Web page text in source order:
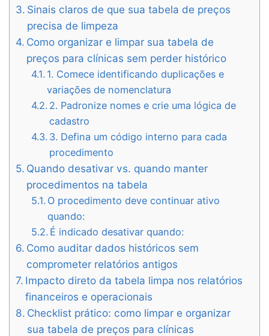
Sinais claros de que sua tabela de preços
precisa de limpeza
Como organizar e limpar sua tabela de
preços para clínicas sem perder histórico
1. Comece identificando duplicações e
variações de nomenclatura
2. Padronize nomes e crie uma lógica de
cadastro
3. Defina um código interno para cada
procedimento
Quando desativar vs. quando manter
procedimentos na tabela
O procedimento deve continuar ativo
quando:
É indicado desativar quando:
Como auditar dados históricos sem
comprometer relatórios antigos
Impacto direto da tabela limpa nos relatórios
financeiros e operacionais
Checklist prático: como limpar e organizar
sua tabela de preços para clínicas